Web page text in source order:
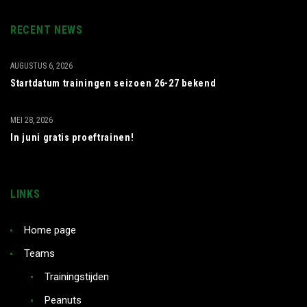
RECENT NEWS
Startdatum trainingen seizoen 26-27 bekend
AUGUSTUS 6, 2026
In juni gratis proeftrainen!
MEI 28, 2026
LINKS
Home page
Teams
Trainingstijden
Peanuts